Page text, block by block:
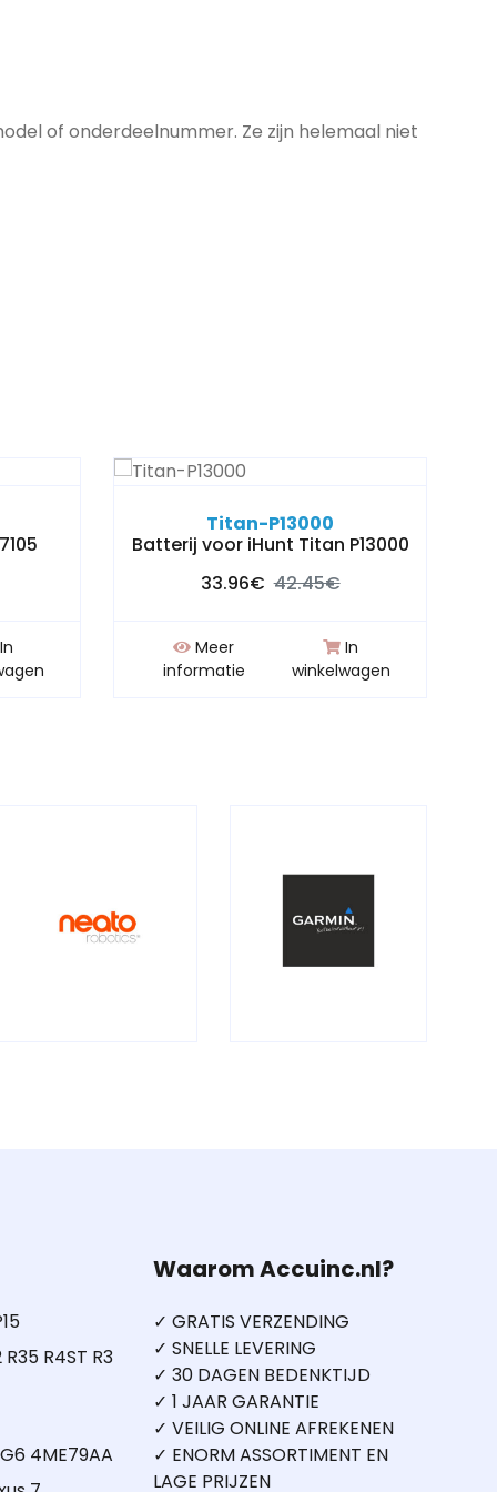
of onderdeelnummer. Ze zijn helemaal niet
In
Titan-P13000
Batterij voor iHunt Titan P13000
33.96€ 42.45€
Meer
informatie
In
winkelwagen
R4ST R3
4ME79AA
Waarom Accuinc.nl?
✓ GRATIS VERZENDING
✓ SNELLE LEVERING
✓ 30 DAGEN BEDENKTIJD
✓ 1 JAAR GARANTIE
✓ VEILIG ONLINE AFREKENEN
✓ ENORM ASSORTIMENT EN
LAGE PRIJZEN